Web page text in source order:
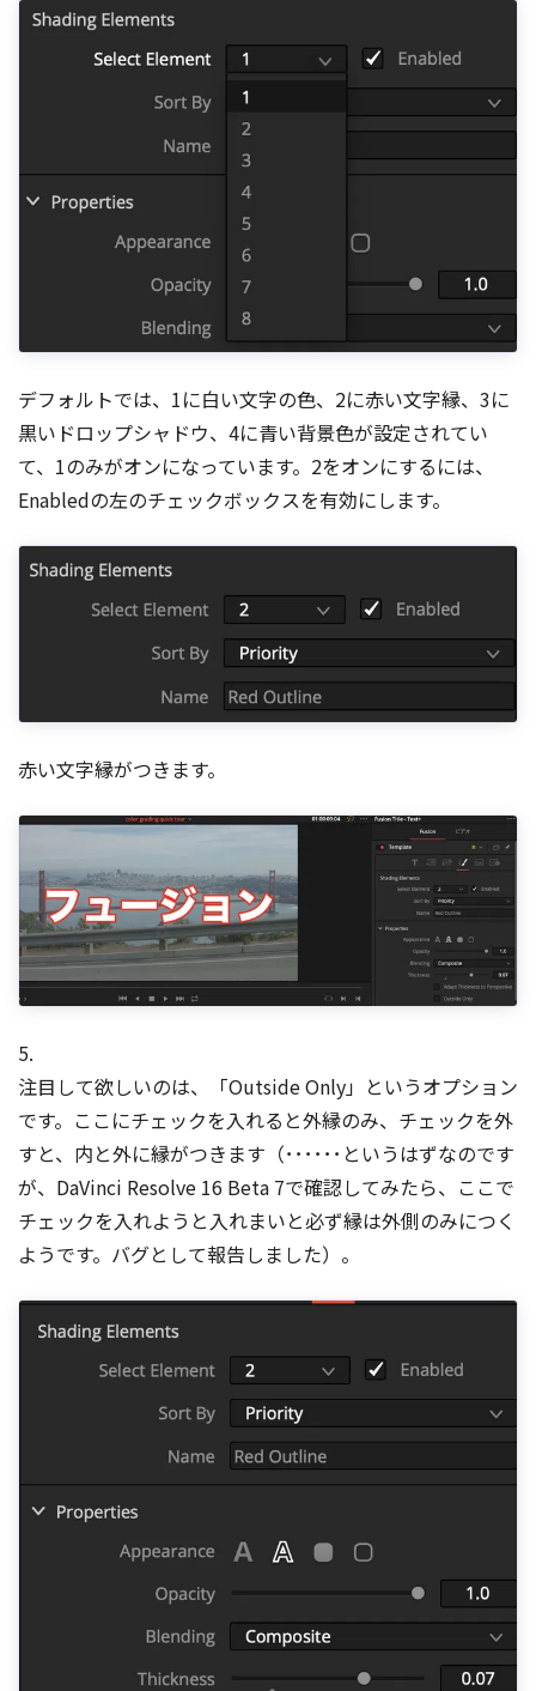
デフォルトでは、1に白い文字の色、2に赤い文字縁、3に
黒いドロップシャドウ、4に青い背景色が設定されてい
て、1のみがオンになっています。2をオンにするには、
Enabledの左のチェックボックスを有効にします。
赤い文字縁がつきます。
5.
注目して欲しいのは、「Outside Only」というオプション
です。ここにチェックを入れると外縁のみ、チェックを外
すと、内と外に縁がつきます（･･････というはずなのです
が、DaVinci Resolve 16 Beta 7で確認してみたら、ここで
チェックを入れようと入れまいと必ず縁は外側のみにつく
ようです。バグとして報告しました）。